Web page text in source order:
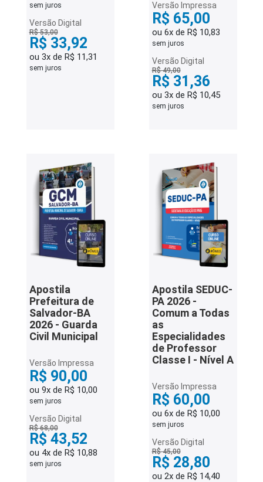
sem juros
Versão Digital
R$ 53,00
R$ 33,92
ou 3x de R$ 11,31
sem juros
Versão Impressa
R$ 65,00
ou 6x de R$ 10,83
sem juros
Versão Digital
R$ 49,00
R$ 31,36
ou 3x de R$ 10,45
sem juros
Apostila
Prefeitura de
Salvador-BA
2026 - Guarda
Civil Municipal
Versão Impressa
R$ 90,00
ou 9x de R$ 10,00
sem juros
Versão Digital
R$ 68,00
R$ 43,52
ou 4x de R$ 10,88
sem juros
Apostila SEDUC-
PA 2026 -
Comum a Todas
as
Especialidades
de Professor
Classe I - Nível A
Versão Impressa
R$ 60,00
ou 6x de R$ 10,00
sem juros
Versão Digital
R$ 45,00
R$ 28,80
ou 2x de R$ 14,40